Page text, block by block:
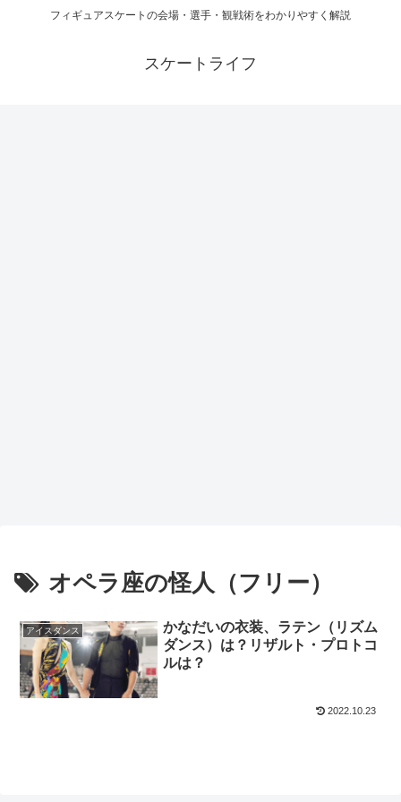
フィギュアスケートの会場・選手・観戦術をわかりやすく解説
スケートライフ
オペラ座の怪人（フリー）
アイスダンス
かなだいの衣装、ラテン（リズム
ダンス）は？リザルト・プロトコ
ルは？
2022.10.23